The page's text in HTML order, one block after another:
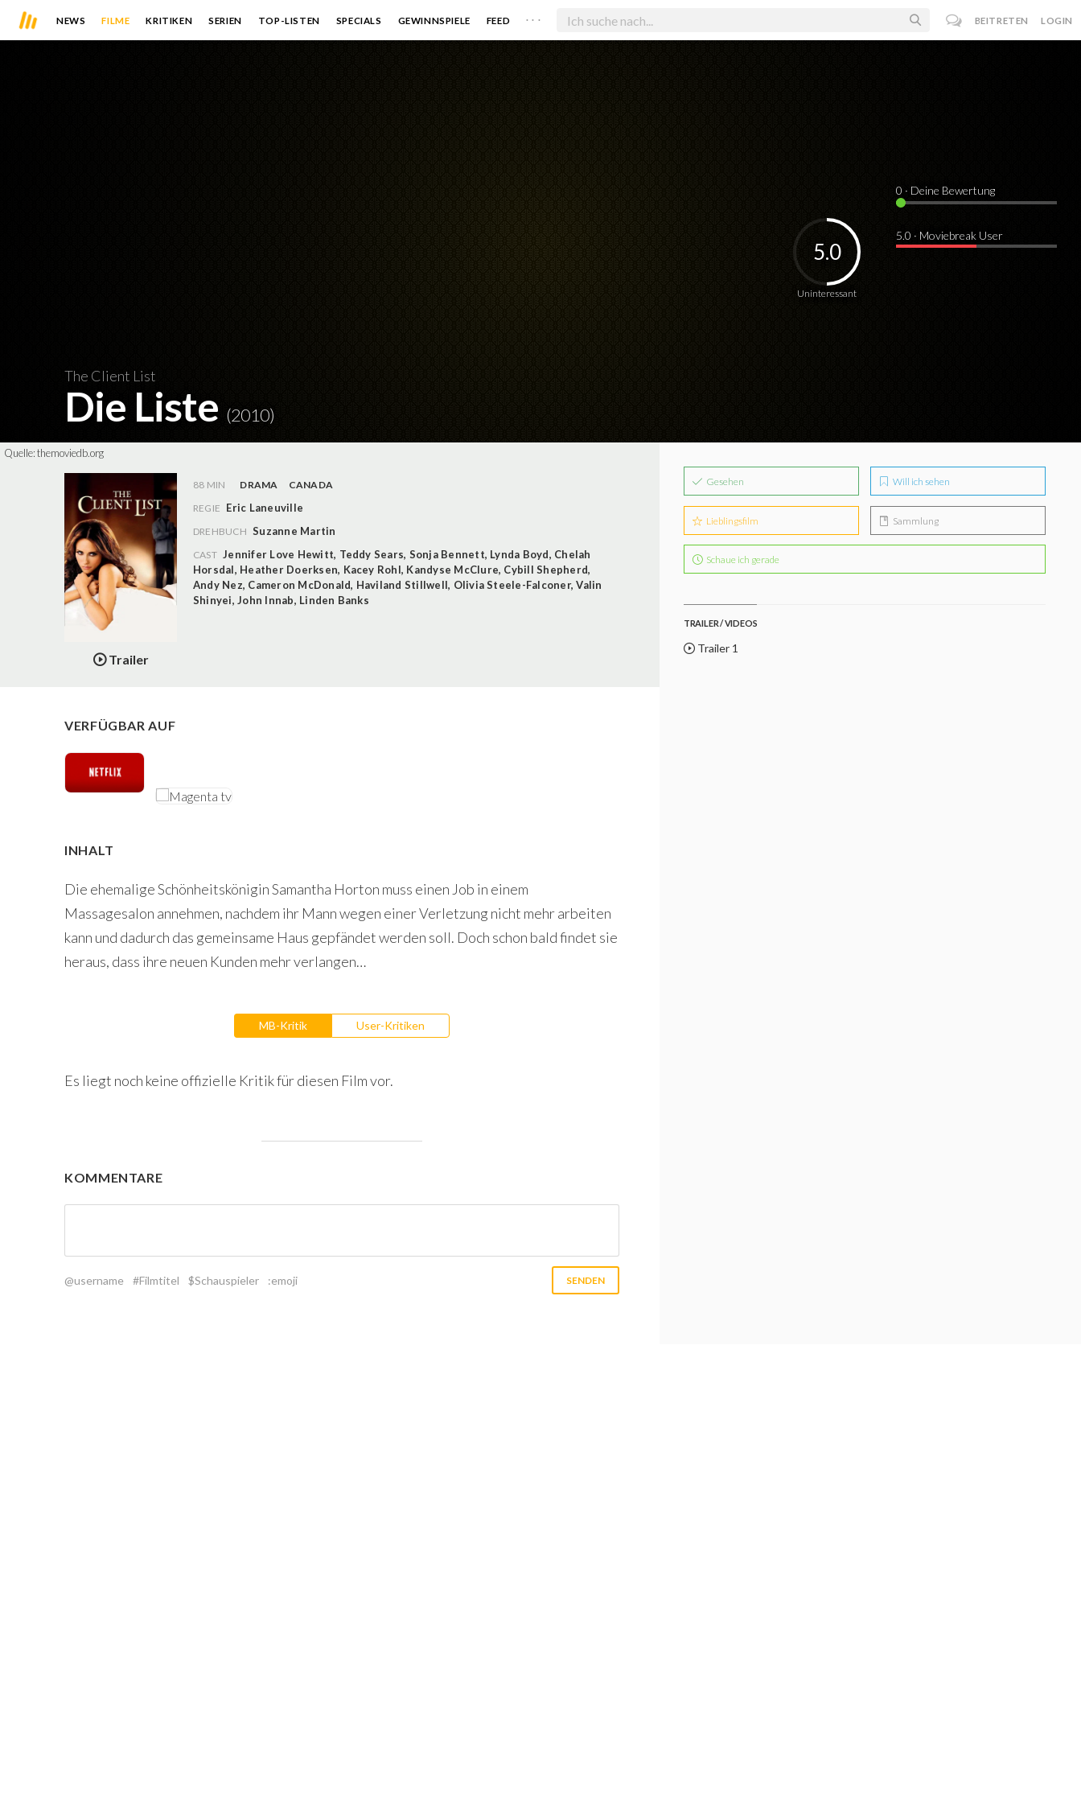
NEWS FILME KRITIKEN SERIEN TOP-LISTEN SPECIALS GEWINNSPIELE FEED . . . BEITRETEN LOGIN
The Client List
Die Liste (2010)
Uninteressant
5.0
0 · Deine Bewertung
5.0 · Moviebreak User
Quelle:themoviedb.org
Trailer
88 MIN DRAMA
CANADA
REGIE Eric Laneuville
DREHBUCH Suzanne Martin
CAST Jennifer Love Hewitt, Teddy Sears, Sonja Bennett, Lynda Boyd, Chelah
Horsdal, Heather Doerksen, Kacey Rohl, Kandyse McClure, Cybill Shepherd,
Andy Nez, Cameron McDonald, Haviland Stillwell, Olivia Steele-Falconer,Valin
Shinyei,John Innab, Linden Banks
VERFÜGBAR AUF
INHALT
Die ehemalige Schönheitskönigin Samantha Horton muss einen Job in einem
Massagesalon annehmen, nachdem ihr Mann wegen einer Verletzung nicht mehr arbeiten
kann und dadurch das gemeinsame Haus gepfändet werden soll. Doch schon bald findet sie
heraus, dass ihre neuen Kunden mehr verlangen…
MB-Kritik User-Kritiken
Es liegt noch keine offizielle Kritik für diesen Film vor.
KOMMENTARE
@username #Filmtitel $Schauspieler :emoji
Gesehen Will ich sehen
Lieblingsfilm Sammlung
Schaue ich gerade
TRAILER / VIDEOS
Trailer 1